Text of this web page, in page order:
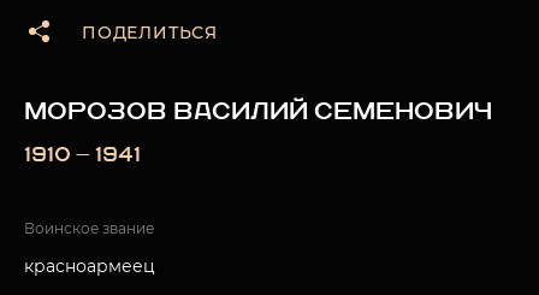
ПОДЕЛИТЬСЯ
МОРОЗОВ ВАСИЛИЙ СЕМЕНОВИЧ
1910 — 1941
Воинское звание
красноармеец